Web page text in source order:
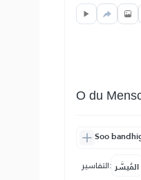
O du
Soo
التفاسير: المُيسَّر